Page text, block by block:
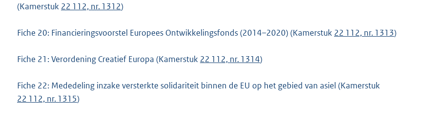
(Kamerstuk 22 112, nr. 1312)
Fiche 20: Financieringsvoorstel Europees Ontwikkelingsfonds (2014–2020) (Kamerstuk 22 112, nr. 1313)
Fiche 21: Verordening Creatief Europa (Kamerstuk 22 112, nr. 1314)
Fiche 22: Mededeling inzake versterkte solidariteit binnen de EU op het gebied van asiel (Kamerstuk
22 112, nr. 1315)